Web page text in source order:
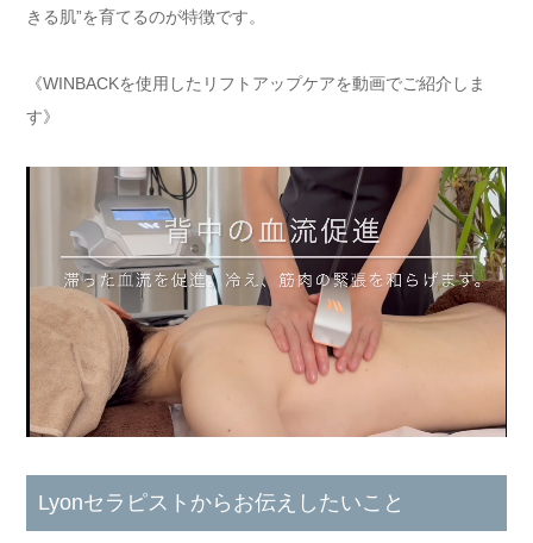
きる肌”を育てるのが特徴です。
《WINBACKを使用したリフトアップケアを動画でご紹介しま
す》
Lyonセラピストからお伝えしたいこと